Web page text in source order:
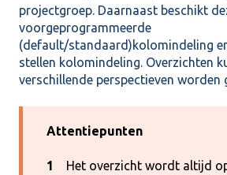
projectgroep. Daarnaast beschikt
voorgeprogrammeerde
(default/standaard)kolomindeling
stellen kolomindeling. Overzichten
verschillende perspectieven worden
Attentiepunten
1
Het overzicht wordt altijd